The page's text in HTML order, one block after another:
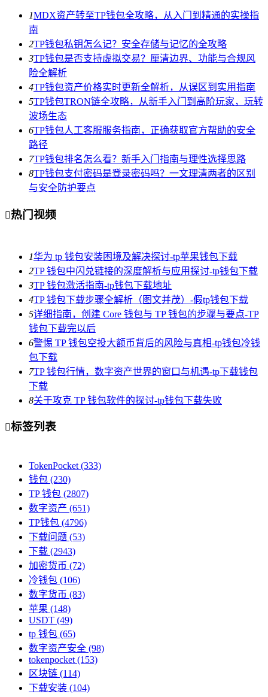
1MDX资产转至TP钱包全攻略，从入门到精通的实操指
南
2TP钱包私钥怎么记？安全存储与记忆的全攻略
3TP钱包是否支持虚拟交易？厘清边界、功能与合规风
险全解析
4TP钱包资产价格实时更新全解析，从误区到实用指南
5TP钱包TRON链全攻略，从新手入门到高阶玩家，玩转
波场生态
6TP钱包人工客服服务指南，正确获取官方帮助的安全
路径
7TP钱包排名怎么看？新手入门指南与理性选择思路
8TP钱包支付密码是登录密码吗？一文理清两者的区别
与安全防护要点
热门视频
1华为 tp 钱包安装困境及解决探讨-tp苹果钱包下载
2TP 钱包中闪兑链接的深度解析与应用探讨-tp钱包下载
3TP 钱包激活指南-tp钱包下载地址
4TP 钱包下载步骤全解析（图文并茂）-假tp钱包下载
5详细指南，创建 Core 钱包与 TP 钱包的步骤与要点-TP
钱包下载完以后
6警惕 TP 钱包空投大额币背后的风险与真相-tp钱包冷钱
包下载
7TP 钱包行情，数字资产世界的窗口与机遇-tp下载钱包
下载
8关于攻克 TP 钱包软件的探讨-tp钱包下载失败
标签列表
TokenPocket (333)
钱包 (230)
TP 钱包 (2807)
数字资产 (651)
TP钱包 (4796)
下载问题 (53)
下载 (2943)
加密货币 (72)
冷钱包 (106)
数字货币 (83)
苹果 (148)
USDT (49)
tp 钱包 (65)
数字资产安全 (98)
tokenpocket (153)
区块链 (114)
下载安装 (104)